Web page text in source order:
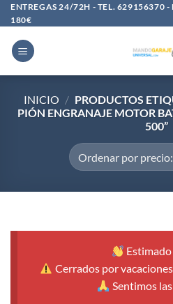
Saltar
al
contenido
ENTREGAS 24/72H - TEL. 629156370 -
180€
INICIO / PRODUCTOS
PIÓN ENGRANAJE MOTOR
500”
Cerrados por
Sentimos